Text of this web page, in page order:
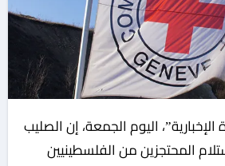
المحتجزين من الفلسطينيين